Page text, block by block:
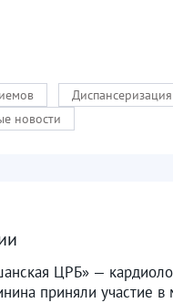
Диспансеризация
новости
ЦРБ» —
приняли участие